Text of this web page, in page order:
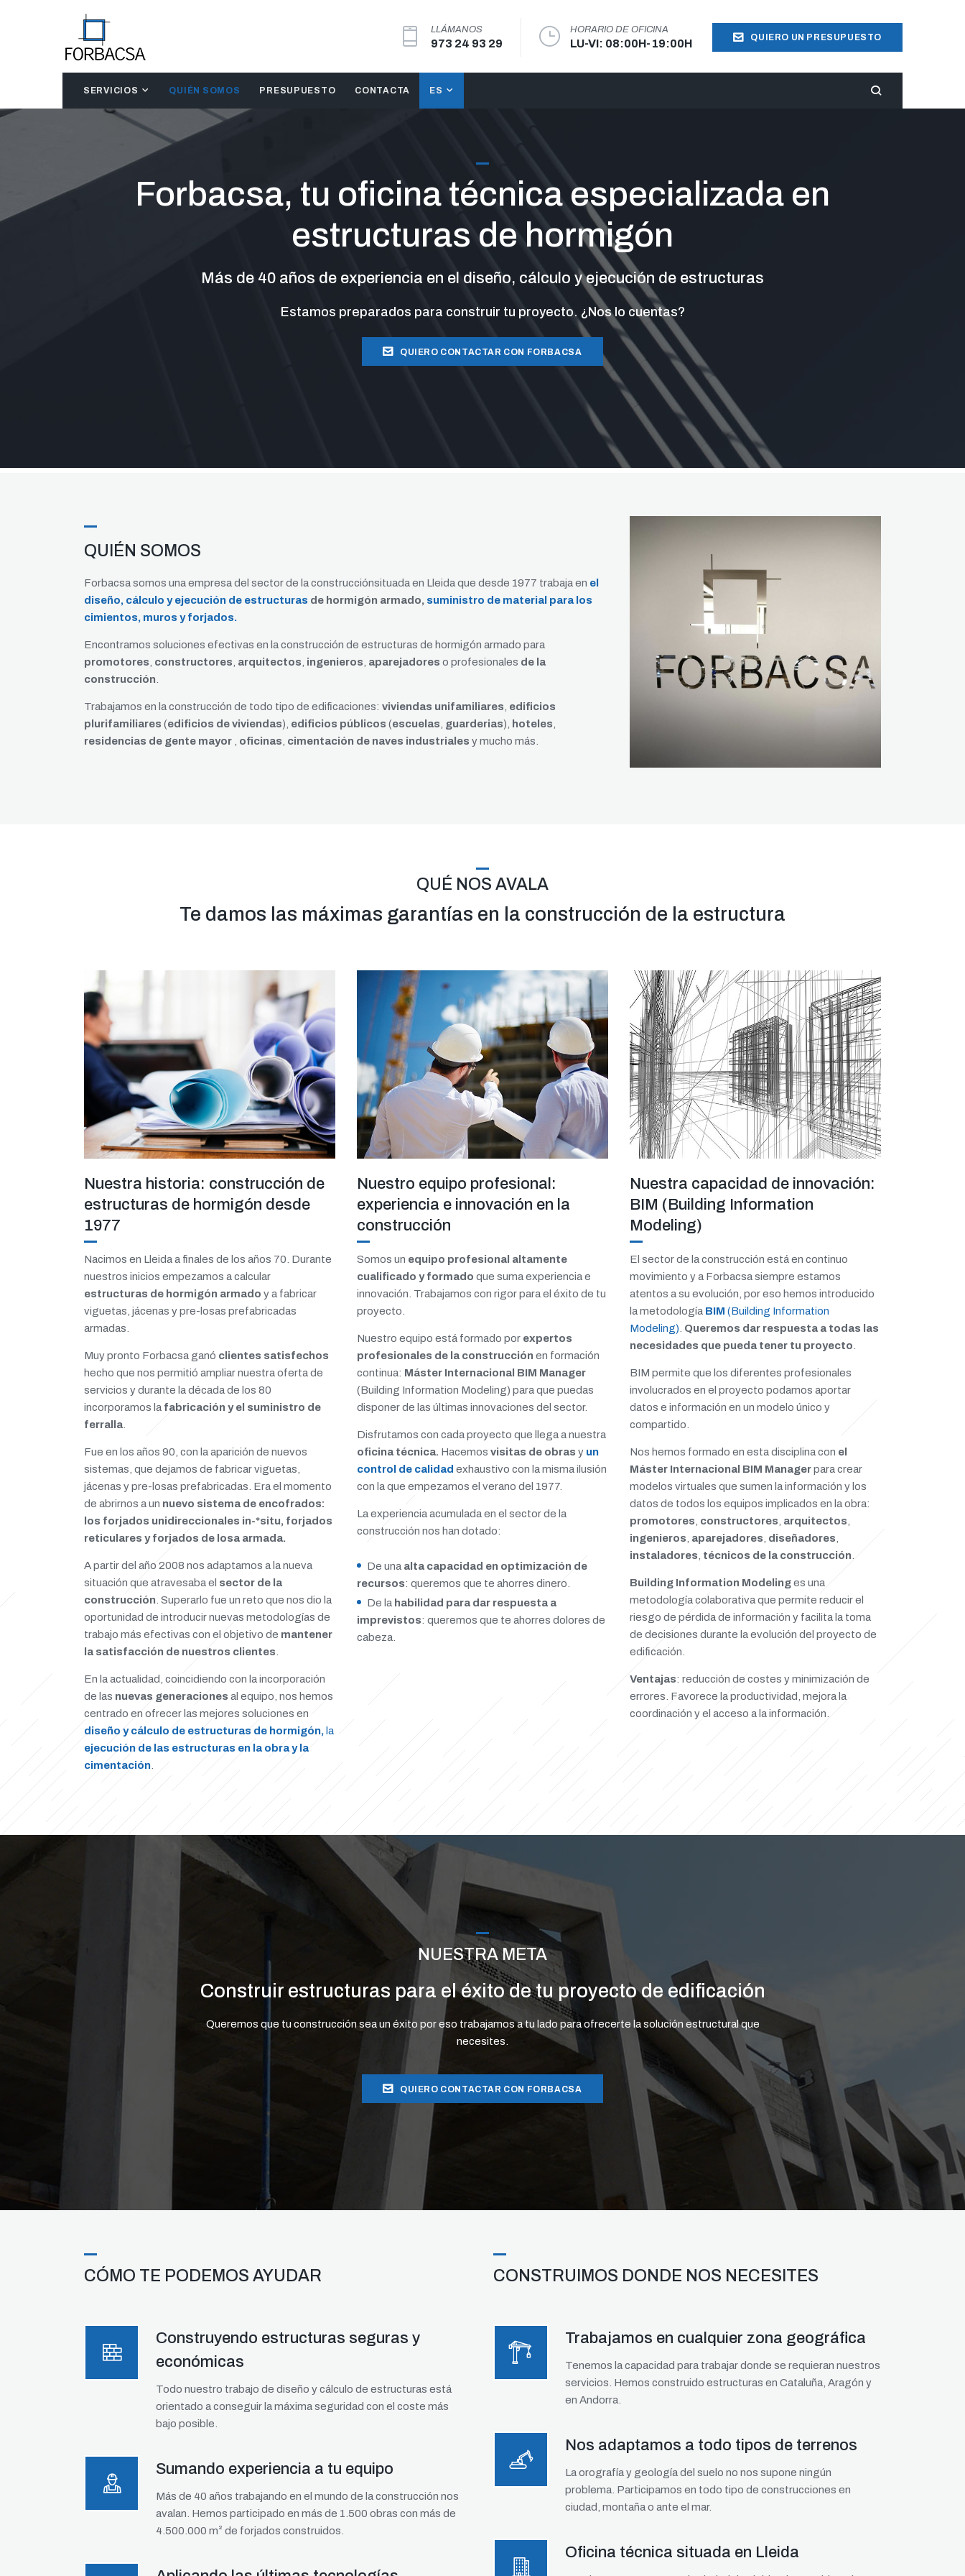
LLÁMANOS
973 24 93 29
HORARIO DE OFICINA
LU-VI: 08:00H-19:00H QUIERO UN PRESUPUESTO
SERVICIOS QUIÉN SOMOS PRESUPUESTO CONTACTA ES
Forbacsa, tu oficina técnica especializada en
estructuras de hormigón
Más de 40 años de experiencia en el diseño, cálculo y ejecución de estructuras
Estamos preparados para construir tu proyecto. ¿Nos lo cuentas?
QUIERO CONTACTAR CON FORBACSA
QUIÉN SOMOS
Forbacsa somos una empresa del sector de la construcciónsituada en Lleida que desde 1977 trabaja en el
diseño, cálculo y ejecución de estructuras de hormigón armado, suministro de material para los
cimientos, muros y forjados.
Encontramos soluciones efectivas en la construcción de estructuras de hormigón armado para
promotores constructores arquitectos ingenieros aparejadores o profesionales de la
construcción
Trabajamos en la construcción de todo tipo de edificaciones: viviendas unifamiliares edificios
plurifamiliares (edificios de viviendas), edificios públicos (escuelas guarderias), hoteles
residencias de gente mayor
oficinas cimentación de naves industriales y mucho más.
QUÉ NOS AVALA
Te damos las máximas garantías en la construcción de la estructura
Nuestra historia: construcción de
estructuras de hormigón desde
1977
Nacimos en Lleida a finales de los años 70. Durante
nuestros inicios empezamos a calcular
estructuras de hormigón armado y a fabricar
viguetas, jácenas y pre-losas prefabricadas
armadas.
Muy pronto Forbacsa ganó clientes satisfechos
hecho que nos permitió ampliar nuestra oferta de
servicios y durante la década de los 80
incorporamos la fabricación y el suministro de
ferralla.
Fue en los años 90, con la aparición de nuevos
sistemas, que dejamos de fabricar viguetas,
jácenas y pre-losas prefabricadas. Era el momento
de abrirnos a un nuevo sistema de encofrados:
los forjados unidireccionales in-*situ, forjados
reticulares y forjados de losa armada.
A partir del año 2008 nos adaptamos a la nueva
situación que atravesaba el sector de la
construcción. Superarlo fue un reto que nos dio la
oportunidad de introducir nuevas metodologías de
trabajo más efectivas con el objetivo de mantener
la satisfacción de nuestros clientes.
En la actualidad, coincidiendo con la incorporación
de las nuevas generaciones al equipo, nos hemos
centrado en ofrecer las mejores soluciones en
diseño y cálculo de estructuras de hormigón, la
ejecución de las estructuras en la obra y la
cimentación.
Nuestro equipo profesional:
experiencia e innovación en la
construcción
Somos un equipo profesional altamente
cualificado y formado que suma experiencia e
innovación. Trabajamos con rigor para el éxito de tu
proyecto.
Nuestro equipo está formado por expertos
profesionales de la construcción en formación
continua: Máster Internacional BIM Manager
(Building Information Modeling) para que puedas
disponer de las últimas innovaciones del sector.
Disfrutamos con cada proyecto que llega a nuestra
oficina técnica. Hacemos visitas de obras y un
control de calidad exhaustivo con la misma ilusión
con la que empezamos el verano del 1977.
La experiencia acumulada en el sector de la
construcción nos han dotado:
De una alta capacidad en optimización de
recursos: queremos que te ahorres dinero.
De lahabilidad para dar respuesta a
imprevistos: queremos que te ahorres dolores de
cabeza.
Nuestra capacidad de innovación:
BIM (Building Information
Modeling)
El sector de la construcción está en continuo
movimiento y a Forbacsa siempre estamos
atentos a su evolución, por eso hemos introducido
la metodología BIM (Building Information
Modeling) Queremos dar respuesta a todas las
necesidades que pueda tener tu proyecto
BIM permite que los diferentes profesionales
involucrados en el proyecto podamos aportar
datos e información en un modelo único y
compartido.
Nos hemos formado en esta disciplina con el
Máster Internacional BIM Managerpara crear
modelos virtuales que sumen la información y los
datos de todos los equipos implicados en la obra:
promotores constructores arquitectos
ingenieros aparejadores diseñadores
instaladores técnicos de la construcción
Building Information Modelinges una
metodología colaborativa que permite reducir el
riesgo de pérdida de información y facilita la toma
de decisiones durante la evolución del proyecto de
edificación.
Ventajas: reducción de costes y minimización de
errores. Favorece la productividad, mejora la
coordinación y el acceso a la información.
NUESTRA META
Construir estructuras para el éxito de tu proyecto de edificación
Queremos que tu construcción sea un éxito por eso trabajamos a tu lado para ofrecerte la solución estructural que
necesites.
QUIERO CONTACTAR CON FORBACSA
CÓMO TE PODEMOS AYUDAR
Construyendo estructuras seguras y
económicas
Todo nuestro trabajo de diseño y cálculo de estructuras está
orientado a conseguir la máxima seguridad con el coste más
bajo posible.
Sumando experiencia a tu equipo
Más de 40 años trabajando en el mundo de la construcción nos
avalan. Hemos participado en más de 1.500 obras con más de
4.500.000 m² de forjados construidos.
CONSTRUIMOS DONDE NOS NECESITES
Trabajamos en cualquier zona geográfica
Tenemos la capacidad para trabajar donde se requieran nuestros
servicios. Hemos construido estructuras en Cataluña, Aragón y
en Andorra.
Nos adaptamos a todo tipos de terrenos
La orografía y geología del suelo no nos supone ningún
problema. Participamos en todo tipo de construcciones en
ciudad, montaña o ante el mar.
Oficina técnica situada en Lleida